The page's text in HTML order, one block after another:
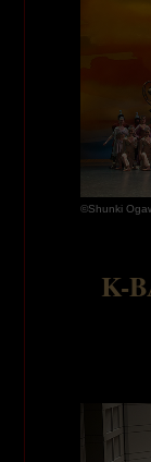
©Shunki
K-